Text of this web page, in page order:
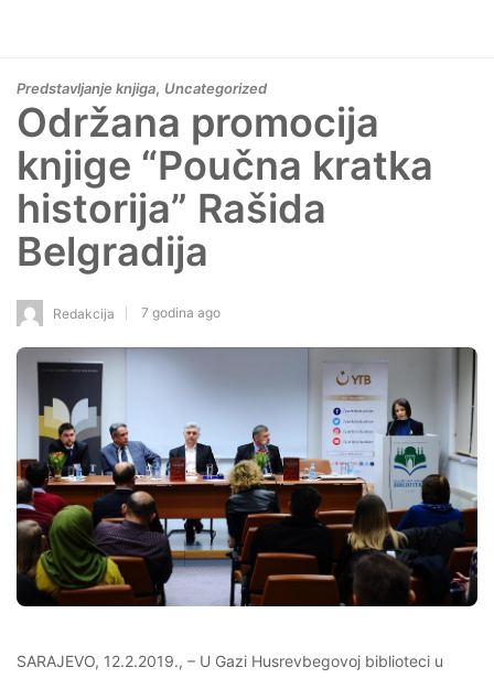
Predstavljanje knjiga, Uncategorized
Održana promocija
knjige “Poučna kratka
historija” Rašida
Belgradija
Redakcija 7 godina ago
SARAJEVO, 12.2.2019., – U Gazi Husrevbegovoj biblioteci u